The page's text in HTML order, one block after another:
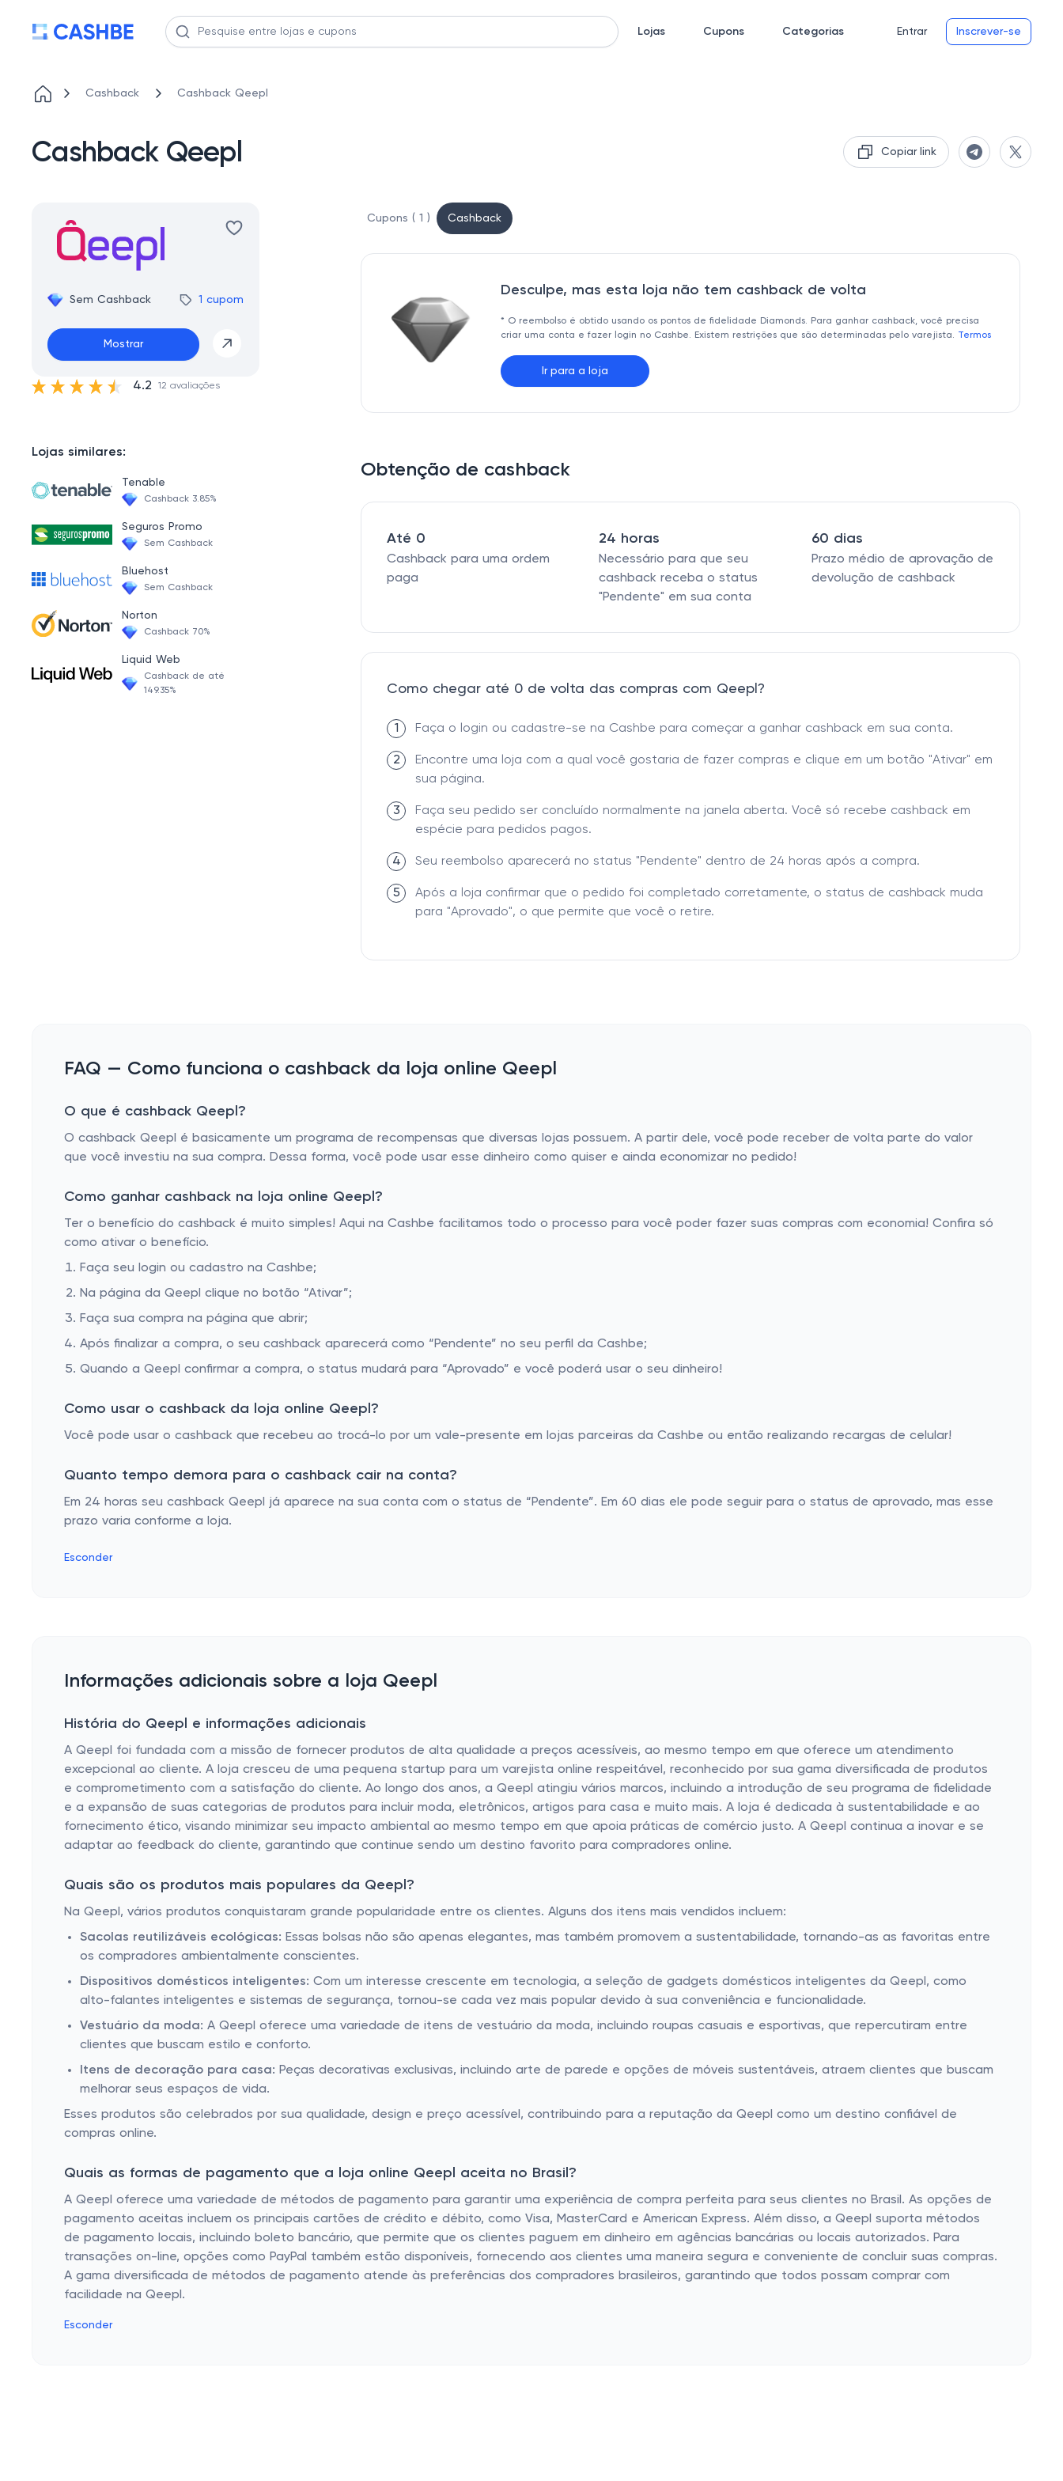
Lojas Cupons Categorias Entrar Inscrever-se
Cashback Cashback Qeepl
Cashback Qeepl Copiar link
Sem Cashback 1 cupom
Mostrar
4.2 12 avaliações
Lojas similares:
Tenable
Cashback 3.85%
Seguros Promo
Sem Cashback
Bluehost
Sem Cashback
Norton
Cashback 70%
Liquid Web
Cashback de até
149.35%
Cupons ( 1 ) Cashback
Desculpe, mas esta loja não tem cashback de volta
* O reembolso é obtido usando os pontos de fidelidade Diamonds. Para ganhar cashback, você precisa
criar uma conta e fazer login no Cashbe. Existem restrições que são determinadas pelo varejista. Termos
Ir para a loja
Obtenção de cashback
Até 0
Cashback para uma ordem
paga
24 horas
Necessário para que seu
cashback receba o status
"Pendente" em sua conta
60 dias
Prazo médio de aprovação de
devolução de cashback
Como chegar até 0 de volta das compras com Qeepl?
1 Faça o login ou cadastre-se na Cashbe para começar a ganhar cashback em sua conta.
2
Encontre uma loja com a qual você gostaria de fazer compras e clique em um botão "Ativar" em
sua página.
3
Faça seu pedido ser concluído normalmente na janela aberta. Você só recebe cashback em
espécie para pedidos pagos.
4 Seu reembolso aparecerá no status "Pendente" dentro de 24 horas após a compra.
5
Após a loja confirmar que o pedido foi completado corretamente, o status de cashback muda
para "Aprovado", o que permite que você o retire.
FAQ — Como funciona o cashback da loja online Qeepl
O que é cashback Qeepl?
O cashback Qeepl é basicamente um programa de recompensas que diversas lojas possuem. A partir dele, você pode receber de volta parte do valor
que você investiu na sua compra. Dessa forma, você pode usar esse dinheiro como quiser e ainda economizar no pedido!
Como ganhar cashback na loja online Qeepl?
Ter o benefício do cashback é muito simples! Aqui na Cashbe facilitamos todo o processo para você poder fazer suas compras com economia! Confira só
como ativar o benefício.
Faça seu login ou cadastro na Cashbe;
Na página da Qeepl clique no botão “Ativar”;
Faça sua compra na página que abrir;
Após finalizar a compra, o seu cashback aparecerá como “Pendente” no seu perfil da Cashbe;
Quando a Qeepl confirmar a compra, o status mudará para “Aprovado” e você poderá usar o seu dinheiro!
Como usar o cashback da loja online Qeepl?
Você pode usar o cashback que recebeu ao trocá-lo por um vale-presente em lojas parceiras da Cashbe ou então realizando recargas de celular!
Quanto tempo demora para o cashback cair na conta?
Em 24 horas seu cashback Qeepl já aparece na sua conta com o status de “Pendente”. Em 60 dias ele pode seguir para o status de aprovado, mas esse
prazo varia conforme a loja.
Esconder
Informações adicionais sobre a loja Qeepl
História do Qeepl e informações adicionais
A Qeepl foi fundada com a missão de fornecer produtos de alta qualidade a preços acessíveis, ao mesmo tempo em que oferece um atendimento
excepcional ao cliente. A loja cresceu de uma pequena startup para um varejista online respeitável, reconhecido por sua gama diversificada de produtos
e comprometimento com a satisfação do cliente. Ao longo dos anos, a Qeepl atingiu vários marcos, incluindo a introdução de seu programa de fidelidade
e a expansão de suas categorias de produtos para incluir moda, eletrônicos, artigos para casa e muito mais. A loja é dedicada à sustentabilidade e ao
fornecimento ético, visando minimizar seu impacto ambiental ao mesmo tempo em que apoia práticas de comércio justo. A Qeepl continua a inovar e se
adaptar ao feedback do cliente, garantindo que continue sendo um destino favorito para compradores online.
Quais são os produtos mais populares da Qeepl?
Na Qeepl, vários produtos conquistaram grande popularidade entre os clientes. Alguns dos itens mais vendidos incluem:
Sacolas reutilizáveis ​​ecológicas: Essas bolsas não são apenas elegantes, mas também promovem a sustentabilidade, tornando-as as favoritas entre
os compradores ambientalmente conscientes.
Dispositivos domésticos inteligentes: Com um interesse crescente em tecnologia, a seleção de gadgets domésticos inteligentes da Qeepl, como
alto-falantes inteligentes e sistemas de segurança, tornou-se cada vez mais popular devido à sua conveniência e funcionalidade.
Vestuário da moda: A Qeepl oferece uma variedade de itens de vestuário da moda, incluindo roupas casuais e esportivas, que repercutiram entre
clientes que buscam estilo e conforto.
Itens de decoração para casa: Peças decorativas exclusivas, incluindo arte de parede e opções de móveis sustentáveis, atraem clientes que buscam
melhorar seus espaços de vida.
Esses produtos são celebrados por sua qualidade, design e preço acessível, contribuindo para a reputação da Qeepl como um destino confiável de
compras online.
Quais as formas de pagamento que a loja online Qeepl aceita no Brasil?
A Qeepl oferece uma variedade de métodos de pagamento para garantir uma experiência de compra perfeita para seus clientes no Brasil. As opções de
pagamento aceitas incluem os principais cartões de crédito e débito, como Visa, MasterCard e American Express. Além disso, a Qeepl suporta métodos
de pagamento locais, incluindo boleto bancário, que permite que os clientes paguem em dinheiro em agências bancárias ou locais autorizados. Para
transações on-line, opções como PayPal também estão disponíveis, fornecendo aos clientes uma maneira segura e conveniente de concluir suas compras.
A gama diversificada de métodos de pagamento atende às preferências dos compradores brasileiros, garantindo que todos possam comprar com
facilidade na Qeepl.
Esconder